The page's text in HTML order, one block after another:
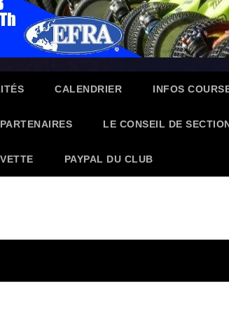
CALENDRIER INFOS
LE CONSEIL DE
PAYPAL DU CLUB